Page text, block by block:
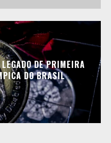
DE PRIMEIRA
DO BRASIL